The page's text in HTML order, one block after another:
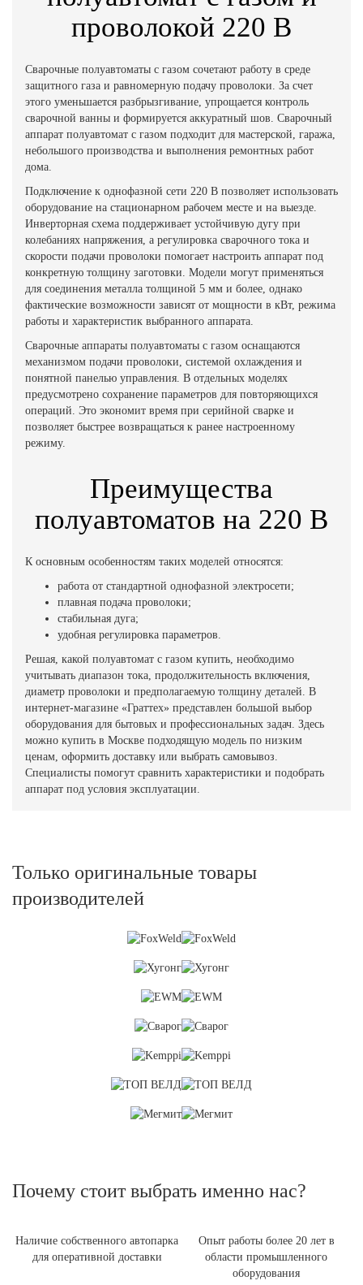
проволокой 220 В
Сварочные полуавтоматы с газом сочетают работу в среде
защитного газа и равномерную подачу проволоки. За счет
этого уменьшается разбрызгивание, упрощается контроль
сварочной ванны и формируется аккуратный шов. Сварочный
аппарат полуавтомат с газом подходит для мастерской, гаража,
небольшого производства и выполнения ремонтных работ
дома.
Подключение к однофазной сети 220 В позволяет использовать
оборудование на стационарном рабочем месте и на выезде.
Инверторная схема поддерживает устойчивую дугу при
колебаниях напряжения, а регулировка сварочного тока и
скорости подачи проволоки помогает настроить аппарат под
конкретную толщину заготовки. Модели могут применяться
для соединения металла толщиной 5 мм и более, однако
фактические возможности зависят от мощности в кВт, режима
работы и характеристик выбранного аппарата.
Сварочные аппараты полуавтоматы с газом оснащаются
механизмом подачи проволоки, системой охлаждения и
понятной панелью управления. В отдельных моделях
предусмотрено сохранение параметров для повторяющихся
операций. Это экономит время при серийной сварке и
позволяет быстрее возвращаться к ранее настроенному
режиму.
Преимущества
полуавтоматов на 220 В
К основным особенностям таких моделей относятся:
работа от стандартной однофазной электросети;
плавная подача проволоки;
стабильная дуга;
удобная регулировка параметров.
Решая, какой полуавтомат с газом купить, необходимо
учитывать диапазон тока, продолжительность включения,
диаметр проволоки и предполагаемую толщину деталей. В
интернет-магазине «Граттех» представлен большой выбор
оборудования для бытовых и профессиональных задач. Здесь
можно купить в Москве подходящую модель по низким
ценам, оформить доставку или выбрать самовывоз.
Специалисты помогут сравнить характеристики и подобрать
аппарат под условия эксплуатации.
Только оригинальные товары
производителей
Почему стоит выбрать именно нас?
Наличие собственного автопарка
для оперативной доставки
Опыт работы более 20 лет в
области промышленного
оборудования